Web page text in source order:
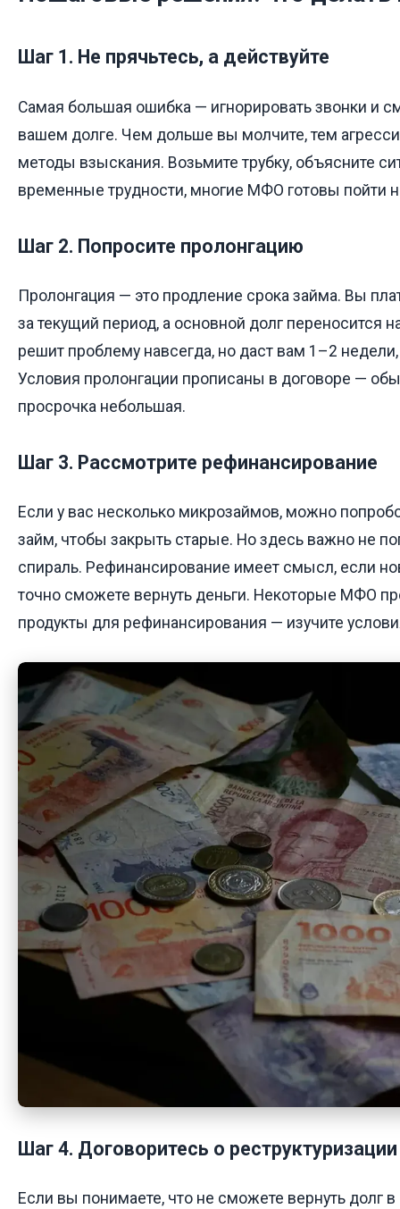
Шаг 1. Не прячьтесь, а действуйте
Самая большая ошибка — игнорировать звонки и
вашем долге. Чем дольше вы молчите, тем
методы взыскания. Возьмите трубку, объясните
временные трудности, многие МФО готовы пойти
Шаг 2. Попросите пролонгацию
Пролонгация — это продление срока займа. Вы
за текущий период, а основной долг переносится
решит проблему навсегда, но даст вам 1–2
Условия пролонгации прописаны в договоре —
просрочка небольшая.
Шаг 3. Рассмотрите рефинансирование
Если у вас несколько микрозаймов, можно
займ, чтобы закрыть старые. Но здесь важно не
спираль. Рефинансирование имеет смысл, если
точно сможете вернуть деньги. Некоторые МФО
продукты для рефинансирования — изучите
Шаг 4. Договоритесь о реструктуризации
Если вы понимаете, что не сможете вернуть долг